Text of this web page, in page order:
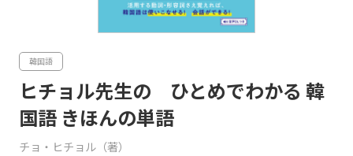
韓国語
ヒチョル先生の ひとめでわかる 韓
国語 きほんの単語
チョ・ヒチョル（著）